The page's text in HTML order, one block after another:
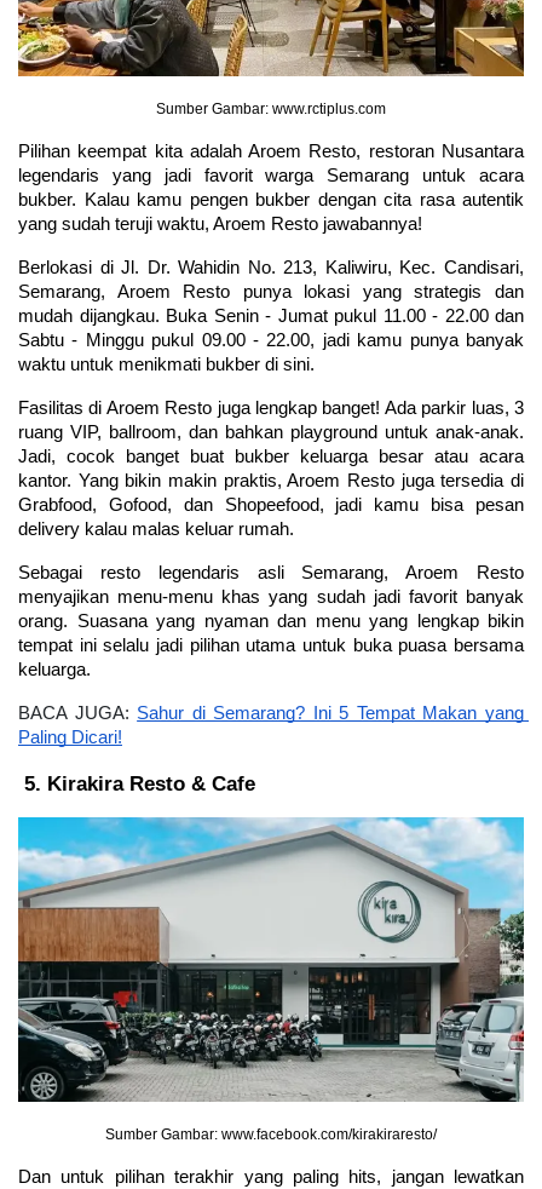
Sumber Gambar: www.rctiplus.com
Pilihan keempat kita adalah Aroem Resto, restoran Nusantara
legendaris yang jadi favorit warga Semarang untuk acara
bukber. Kalau kamu pengen bukber dengan cita rasa autentik
yang sudah teruji waktu, Aroem Resto jawabannya!
Berlokasi di Jl. Dr. Wahidin No. 213, Kaliwiru, Kec. Candisari,
Semarang, Aroem Resto punya lokasi yang strategis dan
mudah dijangkau. Buka Senin - Jumat pukul 11.00 - 22.00 dan
Sabtu - Minggu pukul 09.00 - 22.00, jadi kamu punya banyak
waktu untuk menikmati bukber di sini.
Fasilitas di Aroem Resto juga lengkap banget! Ada parkir luas, 3
ruang VIP, ballroom, dan bahkan playground untuk anak-anak.
Jadi, cocok banget buat bukber keluarga besar atau acara
kantor. Yang bikin makin praktis, Aroem Resto juga tersedia di
Grabfood, Gofood, dan Shopeefood, jadi kamu bisa pesan
delivery kalau malas keluar rumah.
Sebagai resto legendaris asli Semarang, Aroem Resto
menyajikan menu-menu khas yang sudah jadi favorit banyak
orang. Suasana yang nyaman dan menu yang lengkap bikin
tempat ini selalu jadi pilihan utama untuk buka puasa bersama
keluarga.
BACA JUGA: Sahur di Semarang? Ini 5 Tempat Makan yang
Paling Dicari!
Kirakira Resto & Cafe
Sumber Gambar: www.facebook.com/kirakiraresto/
Dan untuk pilihan terakhir yang paling hits, jangan lewatkan